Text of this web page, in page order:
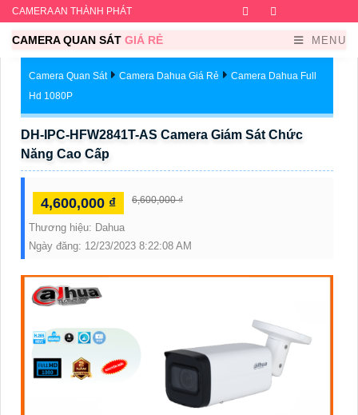
CAMERA AN THÀNH PHÁT Facebook
CAMERA QUAN SÁT GIÁ RẺ MENU
Camera Quan Sát Camera Dahua Giá Rẻ
Camera Dahua Full
Hd 1080P
DH-IPC-HFW2841T-AS Camera Giám Sát Chức
Năng Cao Cấp
4,600,000 ₫ 6,600,000 ₫
Thương hiệu: Dahua
Ngày đăng: 12/23/2023 8:22:08 AM